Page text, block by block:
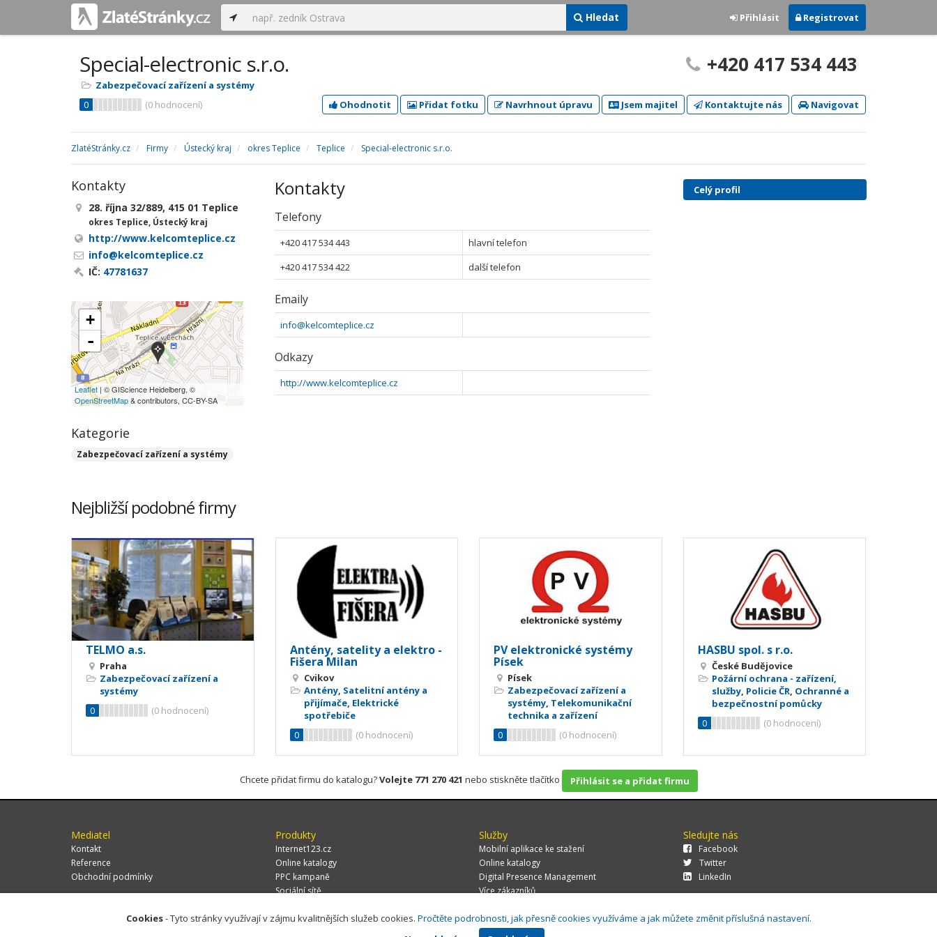
Hledat Přihlásit Registrovat
Special-electronic s.r.o.
Zabezpečovací zařízení a systémy
0
(0 hodnocení)
+420 417 534 443
Ohodnotit Přidat fotku Navrhnout úpravu Jsem majitel Kontaktujte nás Navigovat
ZlatéStránky.cz Firmy Ústecký kraj okres Teplice Teplice Special-electronic s.r.o.
Kontakty
Telefony
+420 417 534 443
hlavní telefon
+420 417 534 422
další telefon
Emaily
info@kelcomteplice.cz
Odkazy
http://www.kelcomteplice.cz
Kontakty
28. října 32/889, 415 01 Teplice
okres Teplice, Ústecký kraj
http://www.kelcomteplice.cz
info@kelcomteplice.cz
IČ: 47781637
+
-
Leaflet | © GIScience Heidelberg, ©
OpenStreetMap& contributors, CC-BY-SA
Kategorie
Zabezpečovací zařízení a systémy
Celý profil
Nejbližší podobné firmy
TELMO a.s.
Praha
Zabezpečovací zařízení a
systémy
0
(0 hodnocení)
Antény, satelity a elektro -
Fišera Milan
Cvikov
Antény, Satelitní antény a
přijímače, Elektrické
spotřebiče
0
(0hodnocení)
PV elektronické systémy
Písek
Písek
Zabezpečovací zařízení a
systémy, Telekomunikační
technika a zařízení
0
(0 hodnocení)
HASBU spol. s r.o.
České Budějovice
Požární ochrana - zařízení,
služby, Policie ČR, Ochranné a
bezpečnostní pomůcky
0
(0hodnocení)
Chcete přidat firmu do katalogu?Volejte 771 270 421 nebo stiskněte tlačítko Přihlásit se a přidat firmu
Mediatel
Kontakt
Reference
Obchodní podmínky
Produkty
Internet123.cz
Online katalogy
PPC kampaně
Sociální sítě
Služby
Mobilní aplikace ke stažení
Online katalogy
Digital Presence Management
Více zákazníků
Sledujte nás
Facebook
Twitter
LinkedIn
Cookies- Tyto stránky využívají v zájmu kvalitnějších služeb cookies. Pročtěte podrobnosti, jak přesně cookies využíváme a jak můžete změnit příslušná nastavení.